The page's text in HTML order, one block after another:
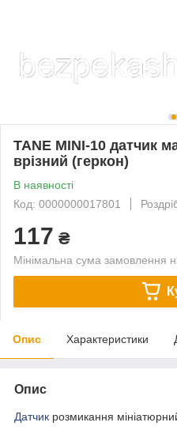
TANE MINI-10 датчик
врізний (геркон)
В наявності
Код: 0000000017801
117 ₴
Мінімальна сума замовлення
Опис Характеристики
Опис
Датчик розмикання